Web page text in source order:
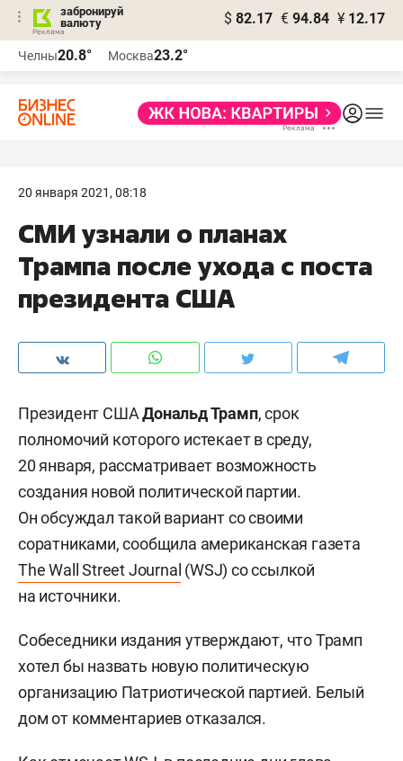
забронируй
валюту
$ 82.17 € 94.84 ¥ 12.17
Челны20.8° Москва23.2°
20 января 2021, 08:18
СМИ узнали о планах
Трампа после ухода с поста
президента США
Президент СШАДональд Трамп, срок
полномочий которого истекает в среду,
20 января, рассматривает возможность
создания новой политической партии.
Он обсуждал такой вариант со своими
соратниками, сообщила американская газета
The Wall Street Journal (WSJ) со ссылкой
на источники.
Собеседники издания утверждают, что Трамп
хотел бы назвать новую политическую
организацию Патриотической партией. Белый
дом от комментариев отказался.